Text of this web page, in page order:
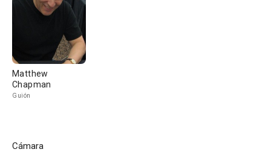
Matthew
Chapman
Guión
Cámara